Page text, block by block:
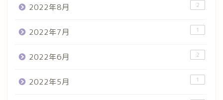
2022年8月 2
2022年7月 1
2022年6月 2
2022年5月 1